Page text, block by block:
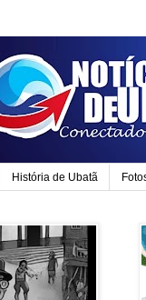
História de Ubatã